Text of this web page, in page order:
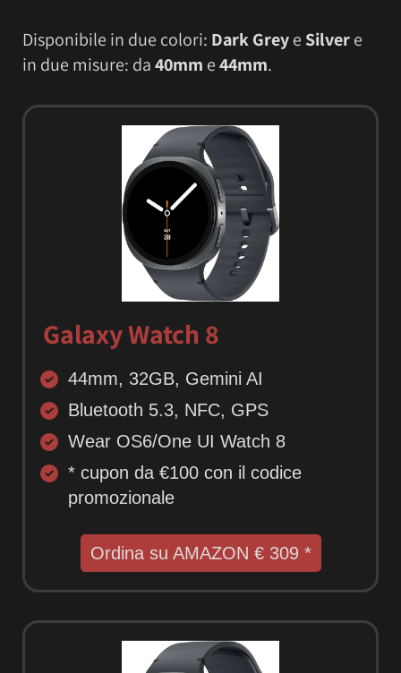
Disponibile in due colori: Dark Greye Silvere
in due misure: da40mm e44mm.
Galaxy Watch 8
44mm, 32GB, Gemini AI
Bluetooth 5.3, NFC, GPS
Wear OS6/One UI Watch 8
* cupon da €100 con il codice
promozionale
Ordina su AMAZON € 309 *